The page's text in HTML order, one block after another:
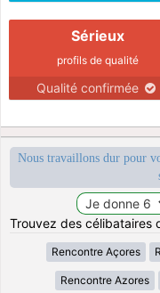
Sérieux
profils de qualité
Qualité confirmée
Nous travaillons dur pour
Trouvez des célibataires
Rencontre Açores
Rencontre Azores